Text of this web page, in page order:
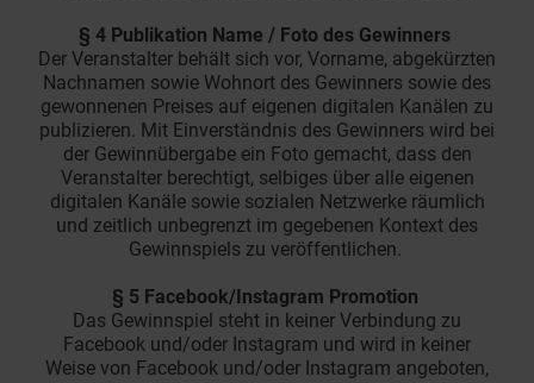
§ 4 Publikation Name / Foto des Gewinners
Der Veranstalter behält sich vor, Vorname, abgekürzten
Nachnamen sowie Wohnort des Gewinners sowie des
gewonnenen Preises auf eigenen digitalen Kanälen zu
publizieren. Mit Einverständnis des Gewinners wird bei
der Gewinnübergabe ein Foto gemacht, dass den
Veranstalter berechtigt, selbiges über alle eigenen
digitalen Kanäle sowie sozialen Netzwerke räumlich
und zeitlich unbegrenzt im gegebenen Kontext des
Gewinnspiels zu veröffentlichen.
§ 5 Facebook/Instagram Promotion
Das Gewinnspiel steht in keiner Verbindung zu
Facebook und/oder Instagram und wird in keiner
Weise von Facebook und/oder Instagram angeboten,